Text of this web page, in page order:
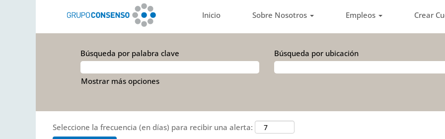
Inicio Sobre Nosotros Empleos Crear
Búsqueda por palabra clave Búsqueda por ubicación
Mostrar más opciones
Seleccione la frecuencia (en días) para recibir una alerta: